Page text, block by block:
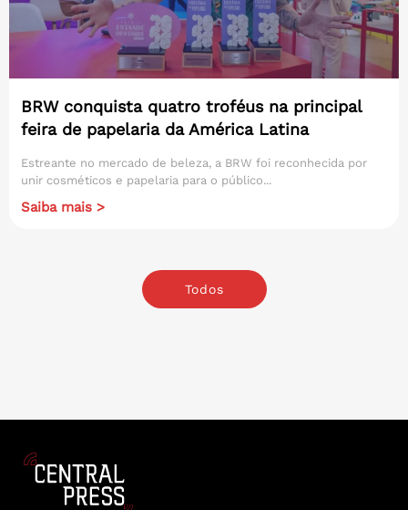
BRW conquista quatro troféus na principal
feira de papelaria da América Latina
Estreante no mercado de beleza, a BRW foi reconhecida por
unir cosméticos e papelaria para o público...
Saiba mais >
Todos